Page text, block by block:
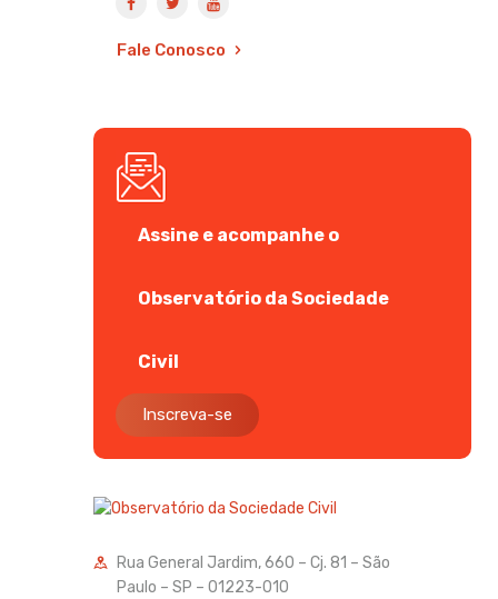
Fale Conosco
Assine e acompanhe o
Observatório da Sociedade
Civil
Inscreva-se
Rua General Jardim, 660 – Cj. 81 – São
Paulo – SP – 01223-010